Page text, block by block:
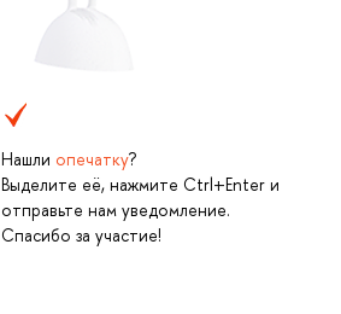
Нашли опечатку?
Выделите её, нажмите Ctrl+Enter и
отправьте нам уведомление.
Спасибо за участие!